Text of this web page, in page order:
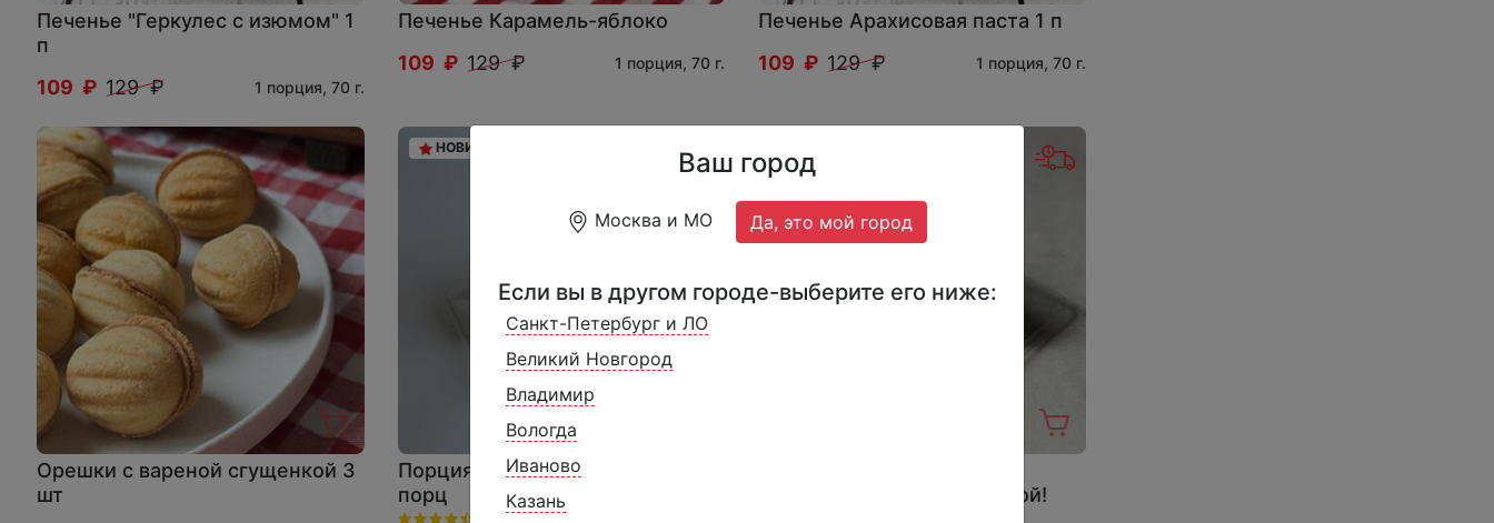
Ваш город
Москва и МО Да, это мой город
Если вы в другом городе-выберите его ниже:
Санкт-Петербург и ЛО
Великий Новгород
Владимир
Вологда
Иваново
Казань
Печенье "Геркулес с изюмом" 1
п
109 ₽ 129 ₽ 1 порция, 70 г.
Печенье Карамель-яблоко
109 ₽ 129 ₽ 1 порция, 70 г.
Печенье Арахисовая паста 1 п
109 ₽ 129 ₽ 1 порция, 70 г.
Орешки с вареной сгущенкой 3
шт
НОВИНКА
Порция ЧК Манго-маракуйя 1
порц
индивид.упаковке с ложкой!